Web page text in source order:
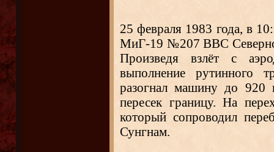
25 февраля 1983 года, в
МиГ-19 №207 ВВС
Произведя взлёт с
выполнение рутинного
разогнал машину до
пересек границу. На
который сопроводил
Сунгнам.